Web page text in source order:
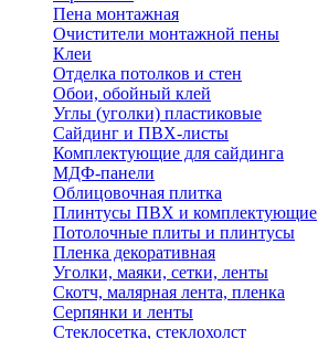
Пена монтажная
Очистители монтажной пены
Клеи
Отделка потолков и стен
Обои, обойный клей
Углы (уголки) пластиковые
Сайдинг и ПВХ-листы
Комплектующие для сайдинга
МДФ-панели
Облицовочная плитка
Плинтусы ПВХ и комплектующие
Потолочные плиты и плинтусы
Пленка декоративная
Уголки, маяки, сетки, ленты
Скотч, малярная лента, пленка
Серпянки и ленты
Стеклосетка, стеклохолст